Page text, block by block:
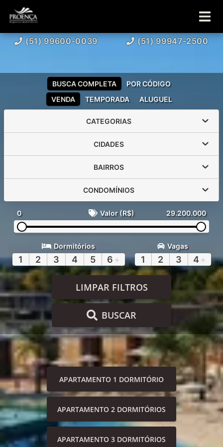
(51) 99600-0039 (51) 99947-2500
VENDA TEMPORADA ALUGUEL
BUSCA COMPLETA POR CÓDIGO
CATEGORIAS
CIDADES
BAIRROS
CONDOMÍNIOS
0 Valor (R$) 29.200.000
Dormitórios
1 2 3 4 5 6 +
Vagas
1 2 3 4 +
LIMPAR FILTROS
BUSCAR
APARTAMENTO 1 DORMITÓRIO
APARTAMENTO 2 DORMITÓRIOS
APARTAMENTO 3 DORMITÓRIOS